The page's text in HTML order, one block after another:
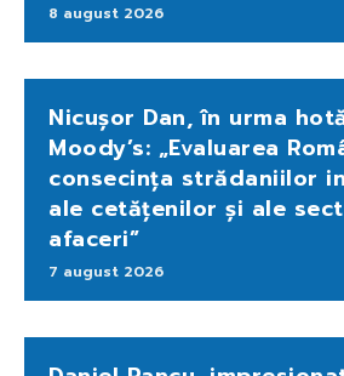
8 august 2026
Nicușor Dan, în urma
Moody’s: „Evaluarea
consecința strădaniilor
ale cetățenilor și ale
afaceri”
7 august 2026